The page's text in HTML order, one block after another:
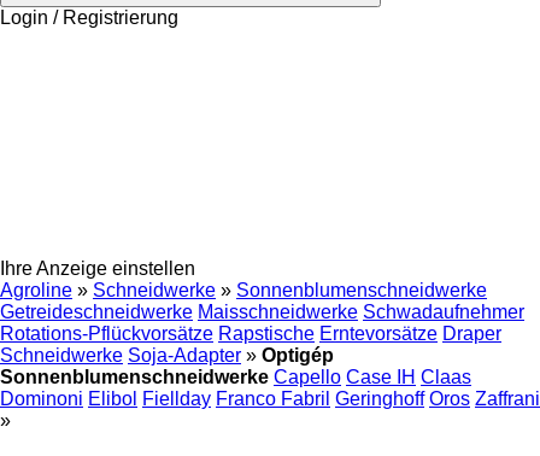
Login / Registrierung
Ihre Anzeige einstellen
Agroline » Schneidwerke » Sonnenblumenschneidwerke
Getreideschneidwerke Maisschneidwerke Schwadaufnehmer
Rotations-Pflückvorsätze Rapstische Erntevorsätze Draper
Schneidwerke Soja-Adapter » Optigép
Sonnenblumenschneidwerke Capello Case IH Claas
Dominoni Elibol Fiellday Franco Fabril Geringhoff Oros Zaffrani
»